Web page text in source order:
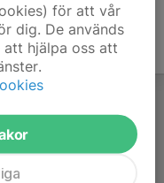
för att vår
dig. De används
hjälpa oss att